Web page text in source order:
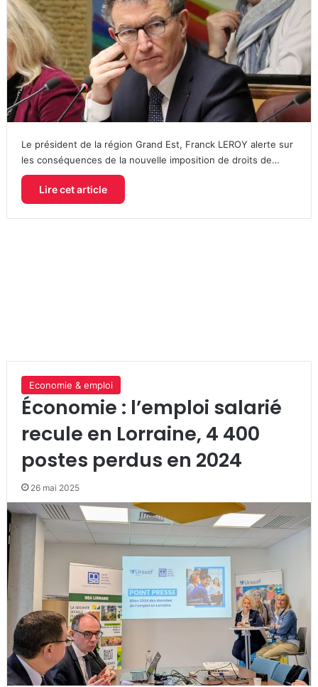
Le président de la région Grand Est, Franck LEROY alerte sur
les conséquences de la nouvelle imposition de droits de…
Lire cet article
Economie & emploi
Économie : l’emploi salarié
recule en Lorraine, 4 400
postes perdus en 2024
26 mai 2025